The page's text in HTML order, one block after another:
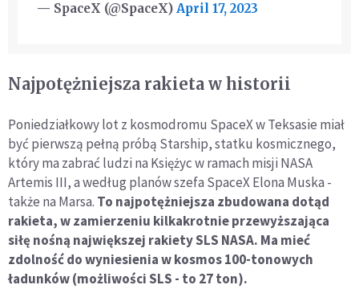
— SpaceX (@SpaceX) April 17, 2023
Najpotężniejsza rakieta w historii
Poniedziałkowy lot z kosmodromu SpaceX w Teksasie miał
być pierwszą pełną próbą Starship, statku kosmicznego,
który ma zabrać ludzi na Księżyc w ramach misji NASA
Artemis III, a według planów szefa SpaceX Elona Muska -
także na Marsa. To najpotężniejsza zbudowana dotąd
rakieta, w zamierzeniu kilkakrotnie przewyższająca
siłę nośną największej rakiety SLS NASA. Ma mieć
zdolność do wyniesienia w kosmos 100-tonowych
ładunków (możliwości SLS - to 27 ton).